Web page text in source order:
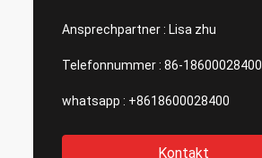
Ansprechpartner : Lisa zhu
Telefonnummer : 86-18600028400
whatsapp : +8618600028400
Kontakt